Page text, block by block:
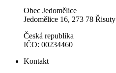
Obec Jedomělice
Jedomělice 16, 273 78 Řisuty
Česká republika
IČO: 00234460
Kontakt